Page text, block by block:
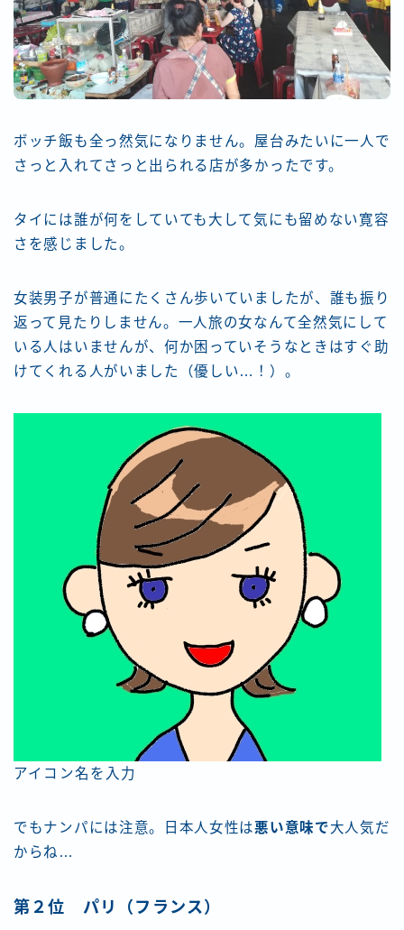
ボッチ飯も全っ然気になりません。屋台みたいに一人で
さっと入れてさっと出られる店が多かったです。
タイには誰が何をしていても大して気にも留めない寛容
さを感じました。
女装男子が普通にたくさん歩いていましたが、誰も振り
返って見たりしません。一人旅の女なんて全然気にして
いる人はいませんが、何か困っていそうなときはすぐ助
けてくれる人がいました（優しい…！）。
アイコン名を入力
でもナンパには注意。日本人女性は悪い意味で大人気だ
からね…
第２位 パリ（フランス）